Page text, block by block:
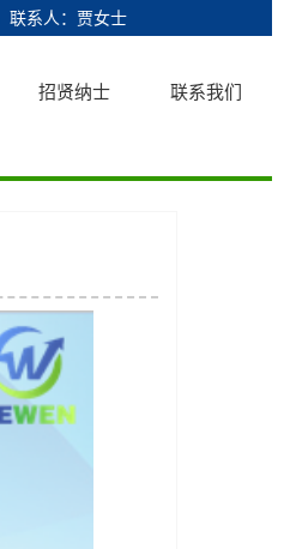
联系人：贾女士
招贤纳士 联系我们